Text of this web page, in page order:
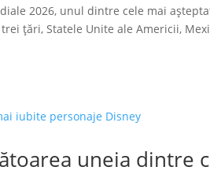
2026, unul dintre cele mai
țări, Statele Unite ale Americii,
uneia dintre